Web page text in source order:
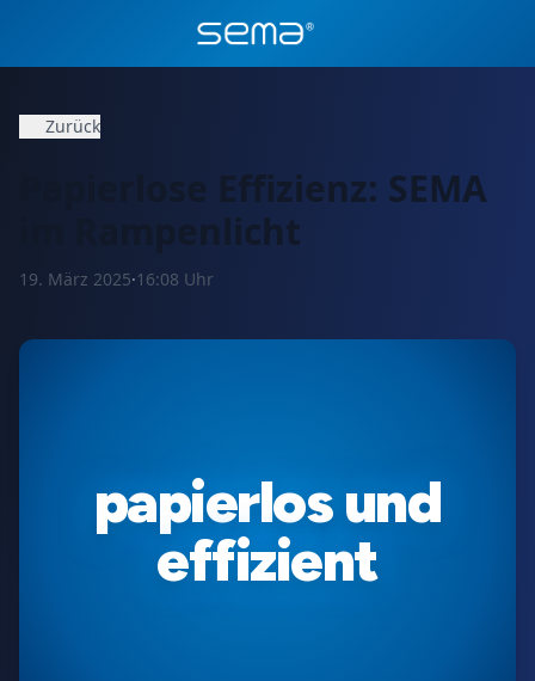
Zurück
Papierlose Effizienz: SEMA
im Rampenlicht
19. März 2025·16:08 Uhr
papierlos und
effizient